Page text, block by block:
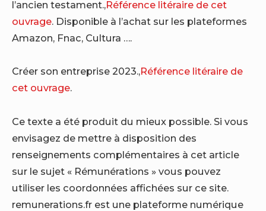
l’ancien testament.,Référence litéraire de cet
ouvrage. Disponible à l’achat sur les plateformes
Amazon, Fnac, Cultura ….
Créer son entreprise 2023.,Référence litéraire de
cet ouvrage.
Ce texte a été produit du mieux possible. Si vous
envisagez de mettre à disposition des
renseignements complémentaires à cet article
sur le sujet « Rémunérations » vous pouvez
utiliser les coordonnées affichées sur ce site.
remunerations.fr est une plateforme numérique